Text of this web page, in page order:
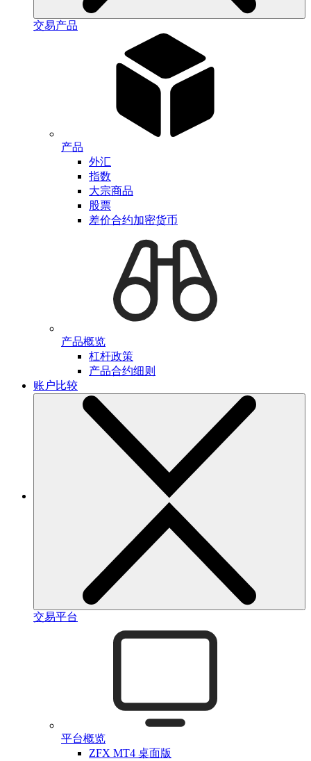
交易产品
产品
外汇
指数
大宗商品
股票
差价合约加密货币
产品概览
杠杆政策
产品合约细则
账户比较
交易平台
平台概览
ZFX MT4 桌面版